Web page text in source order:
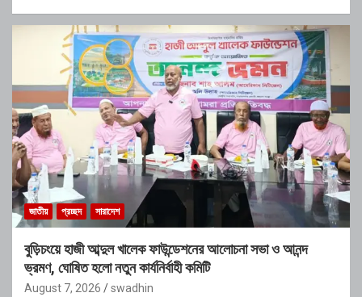
জাতীয় প্রচ্ছদ সারাদেশ
বুড়িচংয়ে হাজী আব্দুল খালেক ফাউন্ডেশনের আলোচনা সভা ও আনন্দ
ভ্রমণ, ঘোষিত হলো নতুন কার্যনির্বাহী কমিটি
August 7, 2026 swadhin